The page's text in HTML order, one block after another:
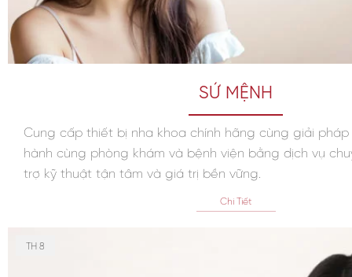
SỨ MỆNH
Cung cấp thiết bị nha khoa chính hãng cùng giải
hành cùng phòng khám và bệnh viện bằng dịch vụ
trợ kỹ thuật tận tâm và giá trị bền vững.
Chi Tiết
TH 8